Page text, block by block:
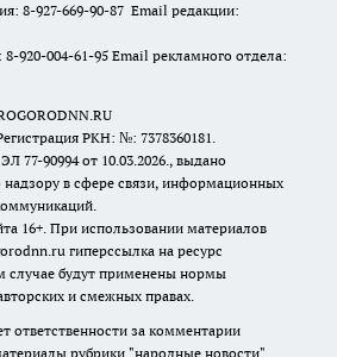
8-927-669-90-87 Email редакции:
920-004-61-95 Email рекламного отдела:
РКН: №: 7378360181.
77-90994 от 10.03.2026., выдано
в сфере связи, информационных
16+. При использовании материалов
гиперссылка на ресурс
случае будут применены нормы
и смежных правах.
ответственности за комментарии
рубрики "народные новости".